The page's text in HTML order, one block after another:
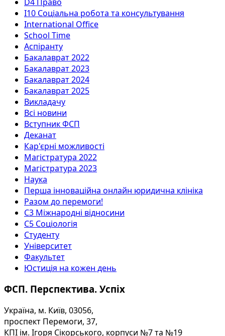
I10 Соціальна робота та консультування
International Office
School Time
Аспіранту
Бакалаврат 2022
Бакалаврат 2023
Бакалаврат 2024
Бакалаврат 2025
Викладачу
Всі новини
Вступник ФСП
Деканат
Кар'єрні можливості
Магістратура 2022
Магістратура 2023
Наука
Перша інноваційна онлайн юридична клініка
Разом до перемоги!
С3 Міжнародні відносини
С5 Соціологія
Студенту
Університет
Факультет
Юстиція на кожен день
ФСП. Перспектива. Успіх
Україна, м. Київ, 03056,
проспект Перемоги, 37,
КПІ ім. Ігоря Сікорського, корпуси №7 та №19